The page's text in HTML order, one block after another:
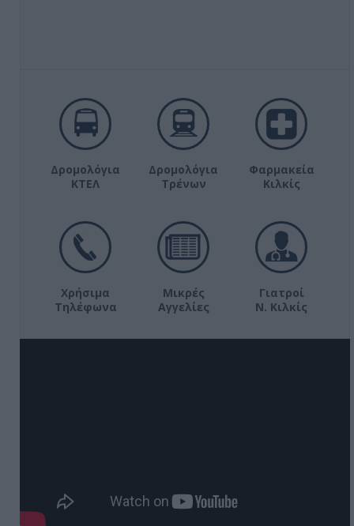
Δρομολόγια
ΚΤΕΛ
Δρομολόγια
Τρένων
Φαρμακεία
Κιλκίς
Χρήσιμα
Τηλέφωνα
Μικρές
Αγγελίες
Γιατροί
Ν. Κιλκίς